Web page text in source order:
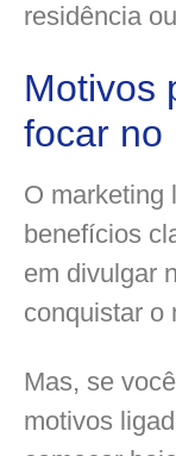
residência
Motivos
focar no
O marketing
benefícios
em divulgar
conquistar o
Mas, se
motivos